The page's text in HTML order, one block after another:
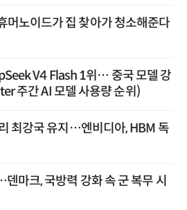
머노이드가 집 찾아가 청소해준다
V4 Flash 1위… 중국 모델 강
주간 AI 모델 사용량 순위)
최강국 유지…엔비디아, HBM 독
마크, 국방력 강화 속 군 복무 시